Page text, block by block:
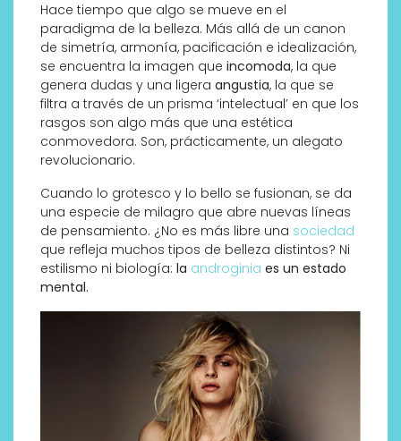
Hace tiempo que algo se mueve en el
paradigma de la belleza. Más allá de un canon
de simetría, armonía, pacificación e idealización,
se encuentra la imagen que incomoda, la que
genera dudas y una ligera angustia, la que se
filtra a través de un prisma ‘intelectual’ en que los
rasgos son algo más que una estética
conmovedora. Son, prácticamente, un alegato
revolucionario.
Cuando lo grotesco y lo bello se fusionan, se da
una especie de milagro que abre nuevas líneas
de pensamiento. ¿No es más libre una sociedad
que refleja muchos tipos de belleza distintos? Ni
estilismo ni biología: la androginia es un estado
mental.